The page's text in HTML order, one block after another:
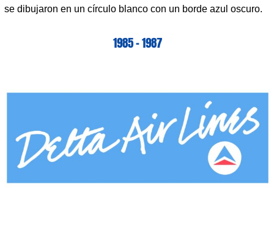
se dibujaron en un círculo blanco con un borde azul oscuro.
1985 – 1987